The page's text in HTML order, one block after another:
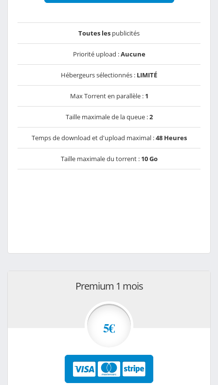
Toutes les publicités
Priorité upload :Aucune
Hébergeurs sélectionnés : LIMITÉ
Max Torrent en parallèle : 1
Taille maximale de la queue :2
Temps de download et d'upload maximal :48 Heures
Taille maximale du torrent : 10 Go
Premium 1 mois
5€